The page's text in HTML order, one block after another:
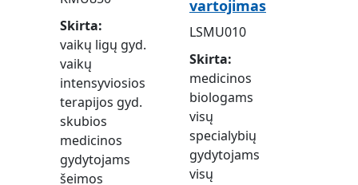
Skirta
vaikų ligų gyd.
vaikų
intensyviosios
terapijos gyd.
skubios
medicinos
gydytojams
šeimos
vartojimas
LSMU010
Skirta
medicinos
biologams
visų
specialybių
gydytojams
visų